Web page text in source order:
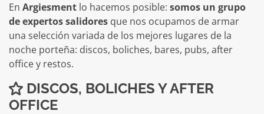
En Argiesment lo hacemos posible: somos un grupo
de expertos salidores que nos ocupamos de armar
una selección variada de los mejores lugares de la
noche porteña: discos, boliches, bares, pubs, after
office y restos.
DISCOS, BOLICHES Y AFTER
OFFICE